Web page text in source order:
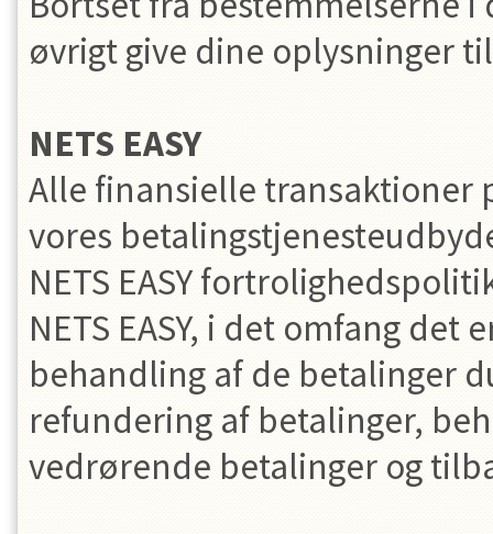
øvrigt give dine oplysninger
NETS EASY
Alle finansielle transaktioner
vores
NETS EASY
NETS EASY, i det omfang
behandling af de betalinger
refundering af betalinger,
vedrørende betalinger og